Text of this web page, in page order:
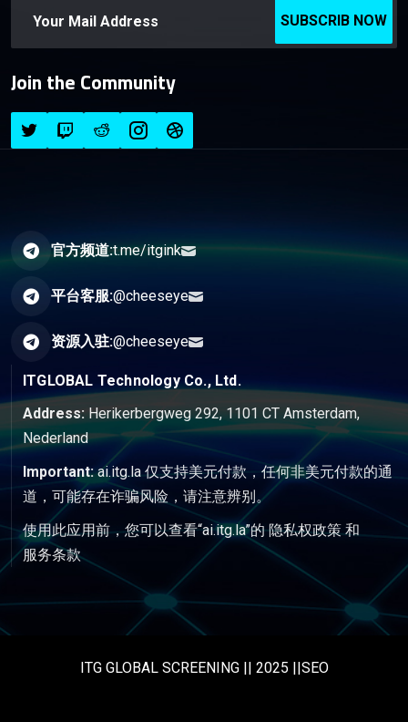
SUBSCRIB NOW
Join the Community
官方频道:t.me/itgink
平台客服:@cheeseye
资源入驻:@cheeseye
ITGLOBAL Technology Co., Ltd.
Address: Herikerbergweg 292, 1101 CT Amsterdam,
Nederland
Important:ai.itg.la 仅支持美元付款，任何非美元付款的通
道，可能存在诈骗风险，请注意辨别。
使用此应用前，您可以查看“ai.itg.la”的隐私权政策和
服务条款
ITG GLOBAL SCREENING || 2025 ||SEO